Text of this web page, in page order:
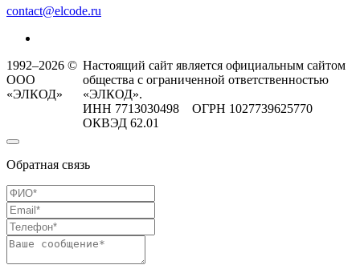
contact@elcode.ru
1992–2026 ©
ООО
«ЭЛКОД»
Настоящий сайт является официальным сайтом
общества с ограниченной ответственностью
«ЭЛКОД».
ИНН 7713030498 ОГРН 1027739625770
ОКВЭД 62.01
Обратная связь